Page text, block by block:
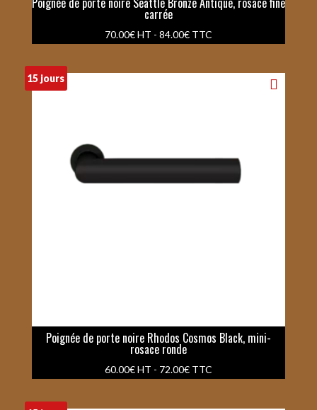
carrée
70.00€HT - 84.00€TTC
15 jours
Poignée de porte noire Rhodos Cosmos Black, mini-
rosace ronde
60.00€HT - 72.00€TTC